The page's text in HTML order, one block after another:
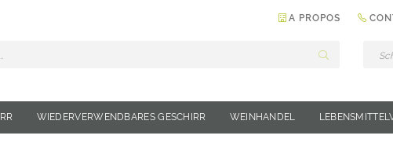
A PROPOS
WIEDERVERWENDBARES GESCHIRR WEINHANDEL